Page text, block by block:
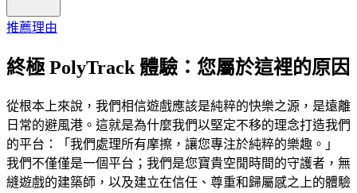
推薦理由
終極 PolyTrack 體驗：您屬於這裡的原因
從根本上來說，我們相信遊戲應該是純粹的快樂之源，是遠離
日常的避風港。這就是為什麼我們以堅定不移的理念打造我們
的平台：「我們處理所有摩擦，讓您專注於純粹的樂趣。」
我們不僅僅是一個平台；我們是您寶貴空閒時間的守護者，無
縫遊戲的建築師，以及建立在信任、尊重和歸屬感之上的體驗